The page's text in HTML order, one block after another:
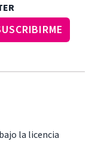
la licencia